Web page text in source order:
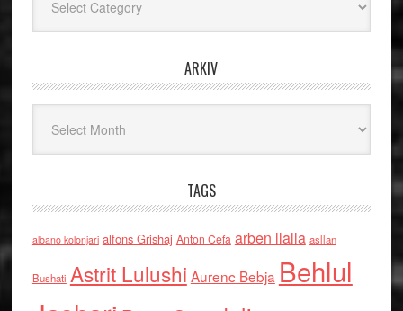
ARKIV
TAGS
albano kolonjari alfons Grishaj Anton Cefa arben llalla asllan
Bushati Astrit Lulushi Aurenc Bebja Behlul